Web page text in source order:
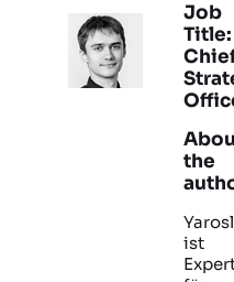
Job
Title:
the
ist